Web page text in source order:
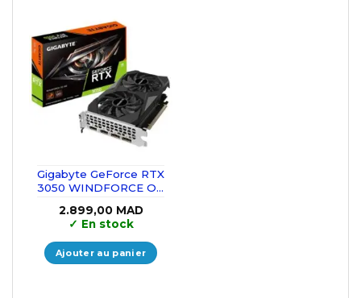
Gigabyte GeForce RTX
3050 WINDFORCE OC
2.899,00 MAD
✓ En stock
Ajouter au panier